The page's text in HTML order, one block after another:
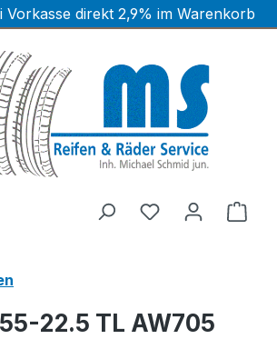
direkt 2,9% im Warenkorb
22.5 TL AW705